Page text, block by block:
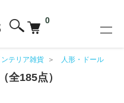
0
テリア雑貨 ＞ 人形・ドール
全185点）